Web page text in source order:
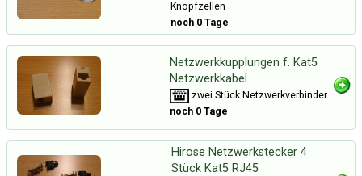
Knopfzellen
noch 0 Tage
Netzwerkkupplungen f. Kat5
Netzwerkkabel
zwei Stück Netzwerkverbinder
noch 0 Tage
Hirose Netzwerkstecker 4
Stück Kat5 RJ45